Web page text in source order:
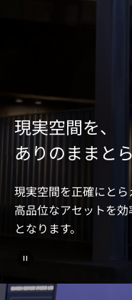
現実空間を、
ありのままと
現実空間を正確にと
高品位なアセットを
となります。